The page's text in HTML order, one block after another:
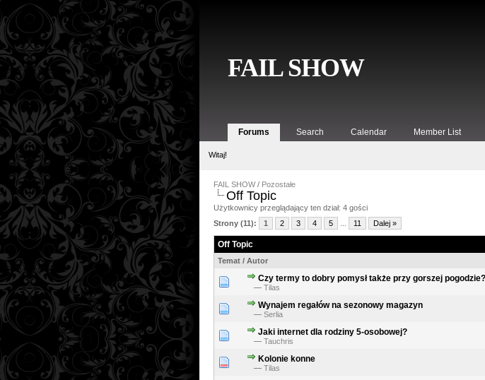
FAIL SHOW
Forums Search Calendar Member List
Witaj!
FAIL SHOW/ Pozostałe
Off Topic
Użytkownicy przeglądający ten dział: 4 gości
Strony (11):
1 2 3 4 5 11 Dalej »
Off Topic
Temat / Autor
Czy termy to dobry pomysł także przy gorszej pogodzie?
— Tilas
Wynajem regałów na sezonowy magazyn
— Serlia
Jaki internet dla rodziny 5-osobowej?
— Tauchris
Kolonie konne
— Tilas